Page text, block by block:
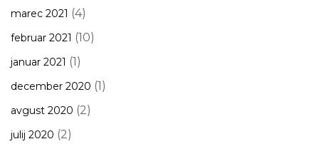
marec 2021 (4)
februar 2021 (10)
januar 2021 (1)
december 2020 (1)
avgust 2020 (2)
julij 2020 (2)